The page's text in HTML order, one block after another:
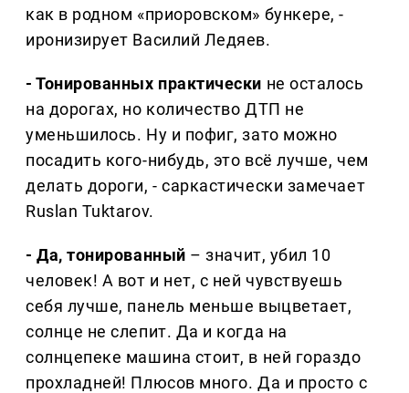
как в родном «приоровском» бункере, -
иронизирует Василий Ледяев.
- Тонированных практически не осталось
на дорогах, но количество ДТП не
уменьшилось. Ну и пофиг, зато можно
посадить кого-нибудь, это всё лучше, чем
делать дороги, - саркастически замечает
Ruslan Tuktarov.
- Да, тонированный – значит, убил 10
человек! А вот и нет, с ней чувствуешь
себя лучше, панель меньше выцветает,
солнце не слепит. Да и когда на
солнцепеке машина стоит, в ней гораздо
прохладней! Плюсов много. Да и просто с